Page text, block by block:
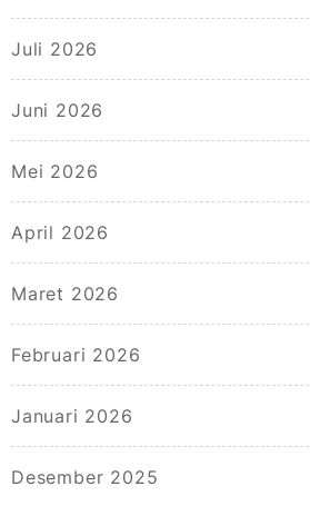
Juli 2026
Juni 2026
Mei 2026
April 2026
Maret 2026
Februari 2026
Januari 2026
Desember 2025